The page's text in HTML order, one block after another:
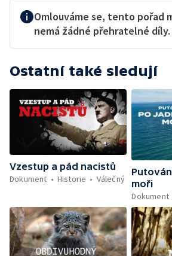
Omlouváme se, tento pořad
nemá žádné přehratelné díly.
Ostatní také sledují
Vzestup a pád nacistů
Dokument
Historie Válečný
moři
Dokument